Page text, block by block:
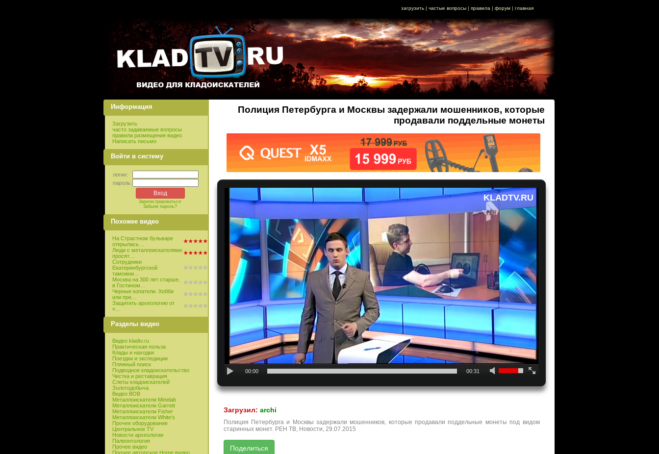
загрузить| частые вопросы| правила | форум| главная
Информация
Загрузить
часто задаваемые вопросы
правила размещения видео
Написать письмо
Войти в систему
логин:
пароль:
Зарегистрироваться
Забыли пароль?
Похожее видео
На Страстном бульваре
открылась…
Люди с металлоискателями
просят…
Сотрудники
Екатеринбургской
таможни…
Москва на 300 лет старше,
в Гостином…
Черные копатели. Хобби
или пре…
Защитить археологию от
«…
Разделы видео
Видео kladtv.ru
Практическая польза
Клады и находки
Поездки и экспедиции
Пляжный поиск
Подводное кладоискательство
Чистка и реставрация
Слеты кладоискателей
Золотодобыча
Видео ВОВ
Металлоискатели Minelab
Металлоискатели Garrett
Металлоискатели Fisher
Металлоискатели White’s
Прочее оборудование
Центральное TV
Новости археологии
Палеонтология
Прочее видео
Прочее авторское Home видео
Полиция Петербурга и Москвы задержали мошенников, которые
продавали поддельные монеты
KLADTV.RU
00:00 00:31
Загрузил: archi
Полиция Петербурга и Москвы задержали мошенников, которые продавали поддельные монеты под видом
старинных монет. РЕН ТВ, Новости, 29.07.2015